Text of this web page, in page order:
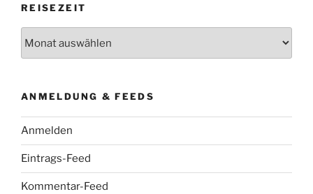
REISEZEIT
ANMELDUNG & FEEDS
Anmelden
Eintrags-Feed
Kommentar-Feed